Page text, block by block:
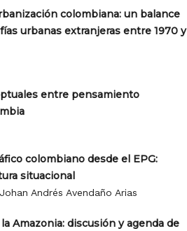
colombiana: un balance
urbanas extranjeras entre 1970 y
entre pensamiento
colombiano desde el EPG:
situacional
Andrés Avendaño Arias
Amazonia: discusión y agenda de